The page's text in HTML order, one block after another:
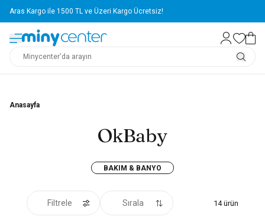
Aras Kargo ile 1500 TL ve Üzeri Kargo Ücretsiz!
Anasayfa
OkBaby
BAKIM & BANYO
Filtrele Sırala 14 ürün